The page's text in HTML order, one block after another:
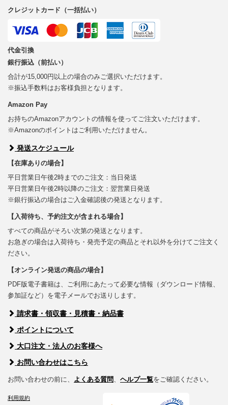
クレジットカード（一括払い）
代金引換
銀行振込（前払い）
合計が15,000円以上の場合のみご選択いただけます。
※振込手数料はお客様負担となります。
Amazon Pay
お持ちのAmazonアカウントの情報を使ってご注文いただけます。
※Amazonのポイントはご利用いただけません。
発送スケジュール
【在庫ありの場合】
平日営業日午後2時までのご注文：当日発送
平日営業日午後2時以降のご注文：翌営業日発送
※銀行振込の場合はご入金確認後の発送となります。
【入荷待ち、予約注文が含まれる場合】
すべての商品がそろい次第の発送となります。
お急ぎの場合は入荷待ち・発売予定の商品とそれ以外を分けてご注文く
ださい。
【オンライン発送の商品の場合】
PDF版電子書籍は、ご利用にあたって必要な情報（ダウンロード情報、
参加証など）を電子メールでお送りします。
請求書・領収書・見積書・納品書
ポイントについて
大口注文・法人のお客様へ
お問い合わせはこちら
お問い合わせの前に、 よくある質問、 ヘルプ一覧をご確認ください。
利用規約